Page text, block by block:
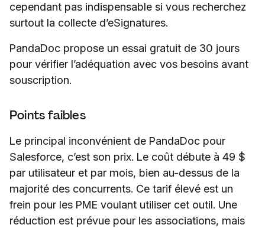
cependant pas indispensable si vous recherchez
surtout la collecte d’eSignatures.
PandaDoc propose un essai gratuit de 30 jours
pour vérifier l’adéquation avec vos besoins avant
souscription.
Points faibles
Le principal inconvénient de PandaDoc pour
Salesforce, c’est son prix. Le coût débute à 49 $
par utilisateur et par mois, bien au-dessus de la
majorité des concurrents. Ce tarif élevé est un
frein pour les PME voulant utiliser cet outil. Une
réduction est prévue pour les associations, mais